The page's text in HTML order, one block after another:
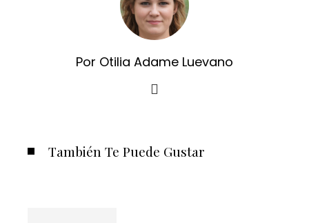
Por Otilia Adame Luevano
También Te Puede Gustar